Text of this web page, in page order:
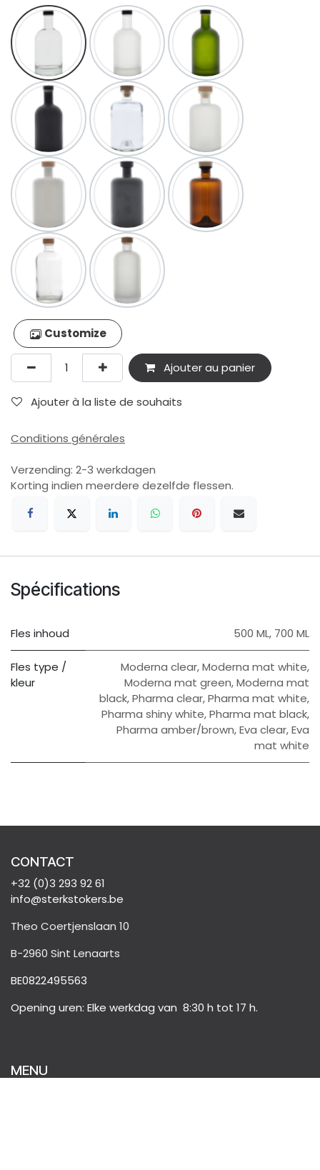
Customize
Ajouter au panier
Ajouter à la liste de souhaits
Conditions générales
Verzending: 2-3 werkdagen
Korting indien meerdere dezelfde flessen.
Spécifications
Fles inhoud 500 ML, 700 ML
Fles type /
kleur
Moderna clear,Moderna mat white,
Moderna mat green,Moderna mat
black,Pharma clear,Pharma mat white,
Pharma shiny white,Pharma mat black,
Pharma amber/brown,Eva clear,Eva
mat white
CONTACT
+32 (0)3 293 92 61
info@sterkstokers.be
Theo Coertjenslaan 10
B-2960 Sint Lenaarts
BE0822495563
Opening uren: Elke werkdag van 8:30 h tot 17 h.
MENU